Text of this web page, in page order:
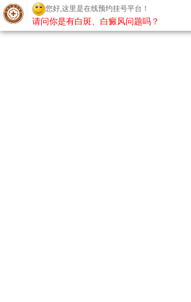
您好,这里是在线预约挂号平台！
请问你是有白斑、白癜风问题吗？